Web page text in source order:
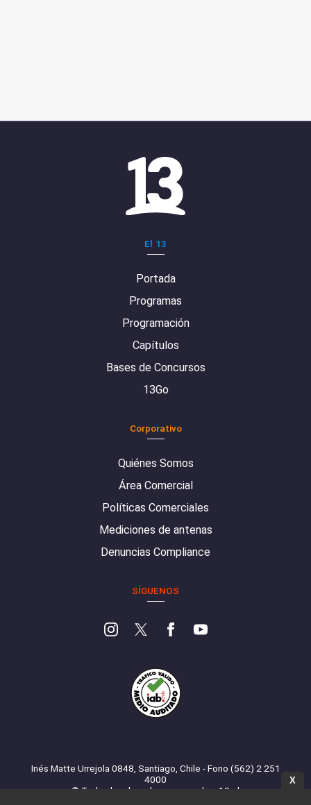
El 13
Portada
Programas
Programación
Capítulos
Bases de Concursos
13Go
Corporativo
Quiénes Somos
Área Comercial
Políticas Comerciales
Mediciones de antenas
Denuncias Compliance
SÍGUENOS
Inés Matte Urrejola 0848, Santiago, Chile - Fono (562) 2 251
4000
© Todos los derechos reservados. 13.cl
X